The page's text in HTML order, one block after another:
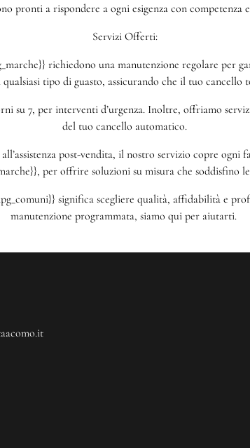
pronti a rispondere a ogni esigenza con competenza
Servizi Offerti:
richiedono una manutenzione regolare per
tipo di guasto, assicurando che il tuo
su 7, per interventi d’urgenza. Inoltre, offriamo
del tuo cancello automatico.
post-vendita, il nostro servizio copre
per offrire soluzioni su misura che soddisfino
significa scegliere qualità, affidabilità e
manutenzione programmata, siamo qui per aiutarti.